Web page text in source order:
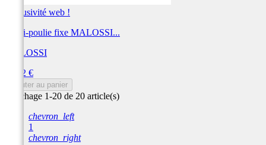
Exclusivité web !
Demi-poulie fixe MALOSSI...
MALOSSI
51,92 €
Ajouter au panier
Affichage 1-20 de 20 article(s)
chevron_left
1
chevron_right